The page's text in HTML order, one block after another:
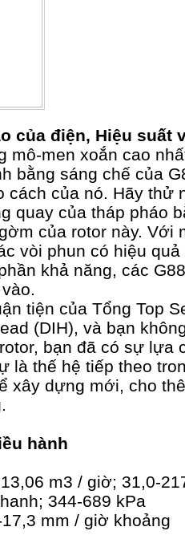
của điện, Hiệu suất
mô-men xoắn cao
bằng sáng chế của
cách của nó. Hãy thử
quay của tháp pháo
của rotor này. Với
vòi phun có hiệu
khả năng, các
tiện của Tổng Top
(DIH), và bạn
bạn đã có sự lựa
là thế hệ tiếp theo
xây dựng mới, cho
hành
m3 / giờ; 31,0-
344-689 kPa
mm / giờ khoảng